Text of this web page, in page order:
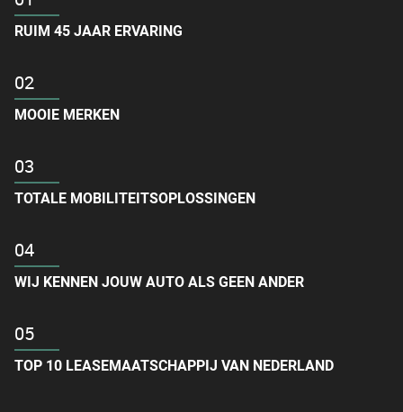
RUIM 45 JAAR ERVARING
MOOIE MERKEN
TOTALE MOBILITEITS­OPLOSSINGEN
WIJ KENNEN JOUW AUTO ALS GEEN ANDER
TOP 10 LEASEMAATSCHAPPIJ VAN NEDERLAND